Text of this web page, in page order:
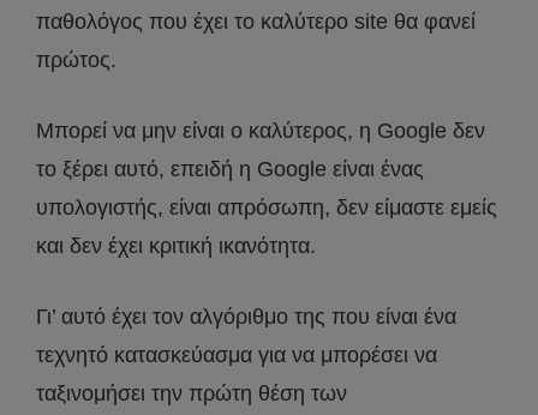
παθολόγος που έχει το καλύτερο site θα φανεί
πρώτος.
Μπορεί να μην είναι ο καλύτερος, η Google δεν
το ξέρει αυτό, επειδή η Google είναι ένας
υπολογιστής, είναι απρόσωπη, δεν είμαστε εμείς
και δεν έχει κριτική ικανότητα.
Γι’ αυτό έχει τον αλγόριθμο της που είναι ένα
τεχνητό κατασκεύασμα για να μπορέσει να
ταξινομήσει την πρώτη θέση των